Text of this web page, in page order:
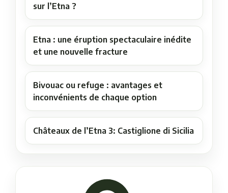
sur l’Etna ?
Etna : une éruption spectaculaire inédite
et une nouvelle fracture
Bivouac ou refuge : avantages et
inconvénients de chaque option
Châteaux de l’Etna 3: Castiglione di Sicilia